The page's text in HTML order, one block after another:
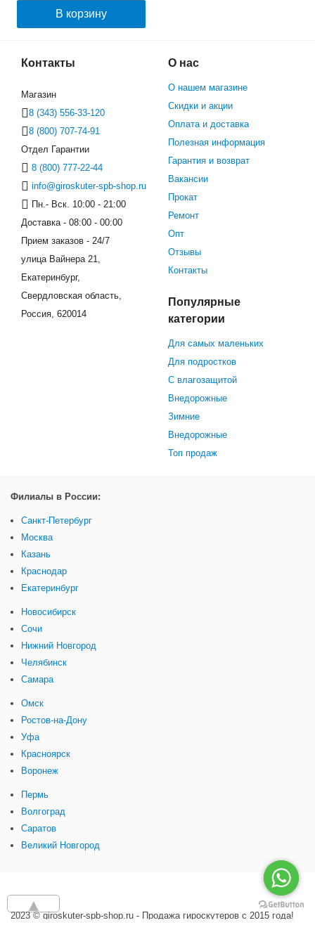
В корзину
Контакты
Магазин
8 (343) 556-33-120
8 (800) 707-74-91
Отдел Гарантии
8 (800) 777-22-44
info@giroskuter-spb-shop.ru
Пн.- Вск. 10:00 - 21:00
Доставка - 08:00 - 00:00
Прием заказов - 24/7
улица Вайнера 21,
Екатеринбург,
Свердловская область,
Россия, 620014
О нас
О нашем магазине
Скидки и акции
Оплата и доставка
Полезная информация
Гарантия и возврат
Вакансии
Прокат
Ремонт
Опт
Отзывы
Контакты
Популярные
категории
Для самых маленьких
Для подростков
С влагозащитой
Внедорожные
Зимние
Внедорожные
Топ продаж
Филиалы в России:
Санкт-Петербург
Москва
Казань
Краснодар
Екатеринбург
Новосибирск
Сочи
Нижний Новгород
Челябинск
Самара
Омск
Ростов-на-Дону
Уфа
Красноярск
Воронеж
Пермь
Волгоград
Саратов
Великий Новгород
2023 © giroskuter-spb-shop.ru - Продажа гироскутеров с 2015 года!
▲